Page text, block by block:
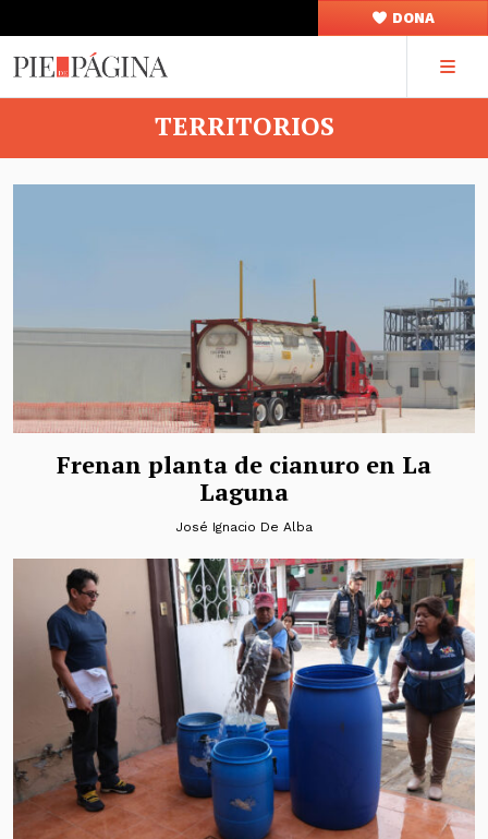
DONA
TERRITORIOS
Frenan planta de cianuro en La
Laguna
José Ignacio De Alba